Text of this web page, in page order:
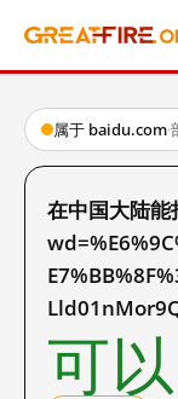
属于 baidu.com·
在中国大陆
可以